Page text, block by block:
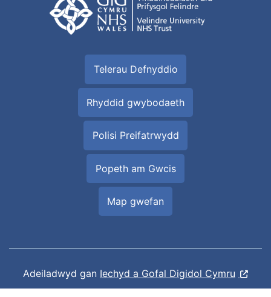
Telerau Defnyddio
Rhyddid gwybodaeth
Polisi Preifatrwydd
Popeth am Gwcis
Map gwefan
Adeiladwyd gan Iechyd a Gofal Digidol Cymru